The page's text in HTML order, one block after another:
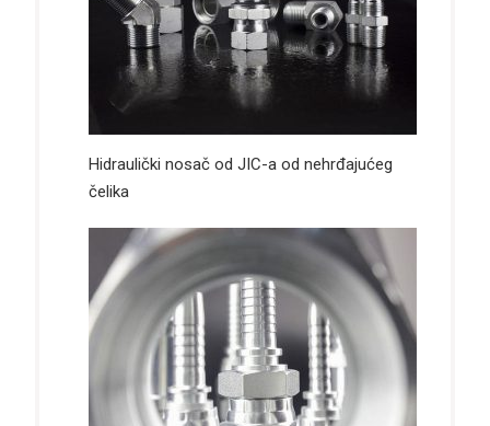
Hidraulički nosač od JIC-a od nehrđajućeg
čelika